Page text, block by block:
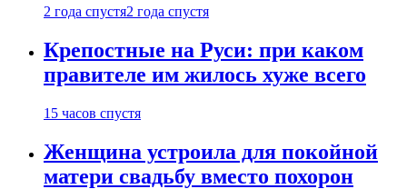
2 года спустя2 года спустя
Крепостные на Руси: при каком
правителе им жилось хуже всего
15 часов спустя
Женщина устроила для покойной
матери свадьбу вместо похорон